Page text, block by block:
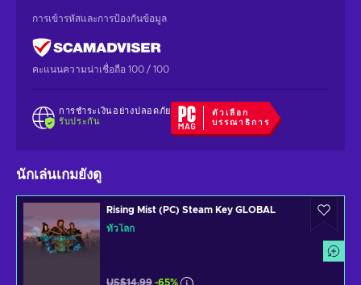
การเข้ารหัสและการป้องกันข้อมูล
คะแนนความน่าเชื่อถือ 100 / 100
การชำระเงินอย่างปลอดภัย
รับประกัน
ตัวเลือก
บรรณาธิการ
นักเล่นเกมยังดู
Rising Mist (PC) Steam Key GLOBAL
ทั่วโลก
US$14.99 -65%